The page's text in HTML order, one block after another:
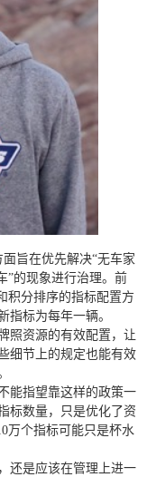
旨在优先解决“无车家
”的现象进行治理。前
积分排序的指标配置方
指标为每年一辆。
照资源的有效配置，让
细节上的规定也能有效
能指望靠这样的政策一
标数量，只是优化了资
万个指标可能只是杯水
还是应该在管理上进一